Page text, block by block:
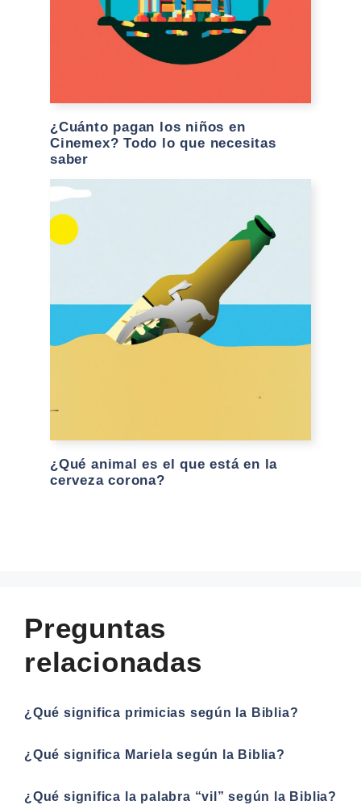
¿Cuánto pagan los niños en
Cinemex? Todo lo que necesitas
saber
¿Qué animal es el que está en la
cerveza corona?
Preguntas
relacionadas
¿Qué significa primicias según la Biblia?
¿Qué significa Mariela según la Biblia?
¿Qué significa la palabra “vil” según la Biblia?